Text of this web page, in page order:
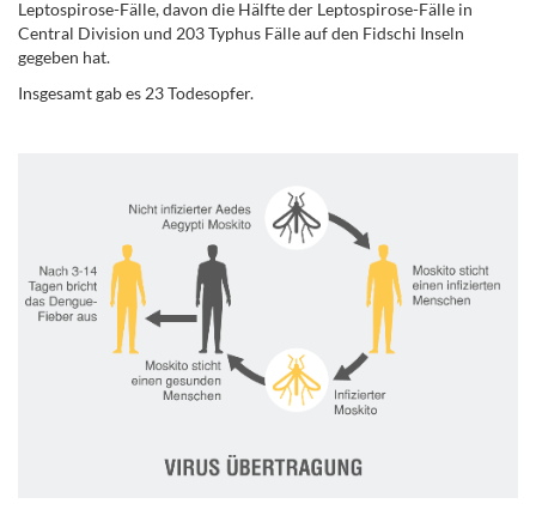
Leptospirose-Fälle, davon die Hälfte der Leptospirose-Fälle in
Central Division und 203 Typhus Fälle auf den Fidschi Inseln
gegeben hat.
Insgesamt gab es 23 Todesopfer.